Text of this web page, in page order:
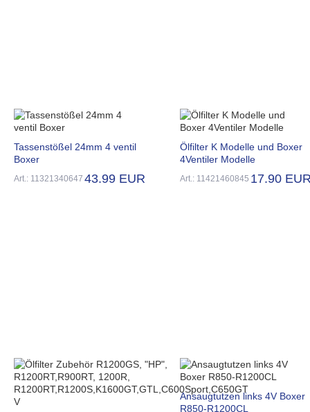
Tassenstößel 24mm 4 ventil
Boxer
Art.: 11321340647 43.99 EUR
Ölfilter K Modelle und Boxer
4Ventiler Modelle
Art.: 11421460845 17.90
Ansaugtutzen links 4V Boxer
R850-R1200CL